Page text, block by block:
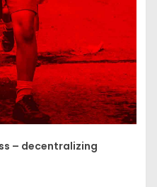
– decentralizing